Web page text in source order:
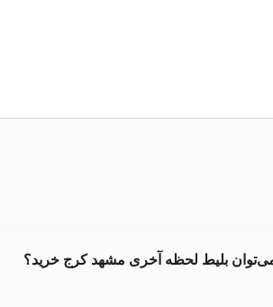
بلیط لحظه آخری مشهد کرج خرید؟